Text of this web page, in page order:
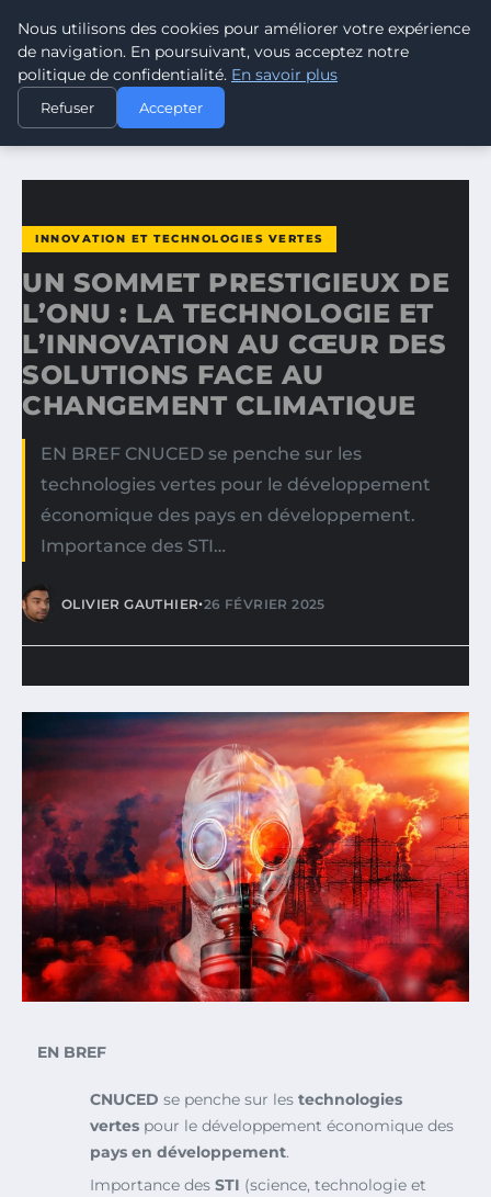
CLIMATE GUARDIAN
ACCUEIL
INNOVATION ET TECHNOLOGIES VERTES
UN SOMMET PRESTIGIEUX DE L’ONU : LA TECHNOLOGIE ET…
INNOVATION ET TECHNOLOGIES VERTES
UN SOMMET PRESTIGIEUX DE
L’ONU : LA TECHNOLOGIE ET
L’INNOVATION AU CŒUR DES
SOLUTIONS FACE AU
CHANGEMENT CLIMATIQUE
EN BREF CNUCED se penche sur les
technologies vertes pour le développement
économique des pays en développement.
Importance des STI…
OLIVIER GAUTHIER•26 FÉVRIER 2025
EN BREF
CNUCED se penche sur les technologies
vertes pour le développement économique des
pays en développement.
Importance des STI (science, technologie et
Nous utilisons des cookies pour améliorer votre expérience
de navigation. En poursuivant, vous acceptez notre
politique de confidentialité. En savoir plus
Refuser Accepter